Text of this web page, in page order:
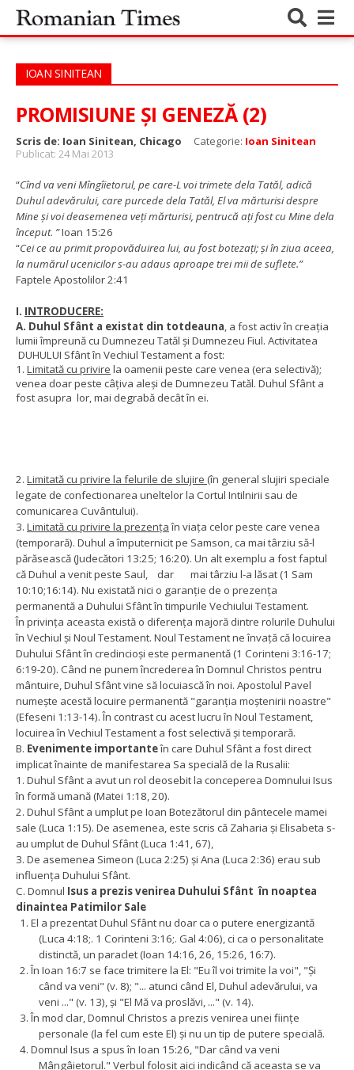
IOAN SINITEAN
PROMISIUNE ȘI GENEZĂ (2)
Scris de: Ioan Sinitean, Chicago Categorie: Ioan Sinitean
Publicat: 24 Mai 2013
“Cînd va veni Mîngîietorul, pe care-L voi trimete dela Tatăl, adică
Duhul adevărului, care purcede dela Tatăl, El va mărturisi despre
Mine şi voi deasemenea veţi mărturisi, pentrucă aţi fost cu Mine dela
început. ”Ioan 15:26
“Cei ce au primit propovăduirea lui, au fost botezați; și în ziua aceea,
la numărul ucenicilor s-au adaus aproape trei mii de suflete.”
Faptele Apostolilor 2:41
I. INTRODUCERE:
A. Duhul Sfânt a existat din totdeauna, a fost activ în creația
lumii împreună cu Dumnezeu Tatăl și Dumnezeu Fiul. Activitatea
DUHULUI Sfânt în Vechiul Testament a fost:
1. Limitată cu privire la oamenii peste care venea (era selectivă);
venea doar peste câțiva aleși de Dumnezeu Tatăl. Duhul Sfânt a
fost asupra lor, mai degrabă decât în ​​ei.
2. Limitată cu privire la felurile de slujire (în general slujiri speciale
legate de confectionarea uneltelor la Cortul Intilnirii sau de
comunicarea Cuvântului).
3. Limitată cu privire la prezențaîn viața celor peste care venea
(temporară). Duhul a împuternicit pe Samson, ca mai târziu să-l
părăsească (Judecători 13:25; 16:20). Un alt exemplu a fost faptul
că Duhul a venit peste Saul, dar mai târziu l-a lăsat (1 Sam
10:10;16:14). Nu existată nici o garanție de o prezența
permanentă a Duhului Sfânt în timpurile Vechiului Testament.
În privința aceasta există o diferența majoră dintre rolurile Duhului
în Vechiul și Noul Testament. Noul Testament ne învață că locuirea
Duhului Sfânt în credincioși este permanentă (1 Corinteni 3:16-17;
6:19-20). Când ne punem încrederea în Domnul Christos pentru
mântuire, Duhul Sfânt vine să locuiască în noi. Apostolul Pavel
numește acestă locuire permanentă "garanția moștenirii noastre"
(Efeseni 1:13-14). În contrast cu acest lucru în Noul Testament,
locuirea în Vechiul Testament a fost selectivă și temporară.
B. Evenimente importanteîn care Duhul Sfânt a fost direct
implicat înainte de manifestarea Sa specială de la Rusalii:
1. Duhul Sfânt a avut un rol deosebit la conceperea Domnului Isus
în formă umană (Matei 1:18, 20).
2. Duhul Sfânt a umplut pe Ioan Botezătorul din pântecele mamei
sale (Luca 1:15). De asemenea, este scris că Zaharia și Elisabeta s-
au umplut de Duhul Sfânt (Luca 1:41, 67),
3. De asemenea Simeon (Luca 2:25) și Ana (Luca 2:36) erau sub
influența Duhului Sfânt.
C. Domnul Isus a prezis venirea Duhului Sfânt în noaptea
dinaintea Patimilor Sale
1. El a prezentat Duhul Sfânt nu doar ca o putere energizantă
(Luca 4:18;. 1 Corinteni 3:16;. Gal 4:06), ci ca o personalitate
distinctă, un paraclet (Ioan 14:16, 26, 15:26, 16:7).
2. În Ioan 16:7 se face trimitere la El: "Eu îl voi trimite la voi", "Și
când va veni" (v. 8); "... atunci când El, Duhul adevărului, va
veni ..." (v. 13), și "El Mă va proslăvi, ..." (v. 14).
3. În mod clar, Domnul Christos a prezis venirea unei ființe
personale (la fel cum este El) și nu un tip de putere specială.
4. Domnul Isus a spus în Ioan 15:26, "Dar când va veni
Mângâietorul." Verbul folosit aici indicând că aceasta se va